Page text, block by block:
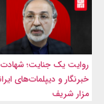
روایت یک جنایت؛ شهادت
خبرنگار و دیپلمات‌های
مزار شریف